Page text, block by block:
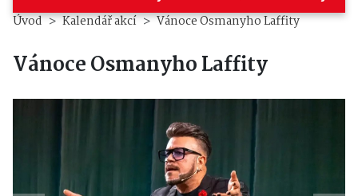
Úvod Kalendář akcí Vánoce Osmanyho Laffity
Vánoce Osmanyho Laffity